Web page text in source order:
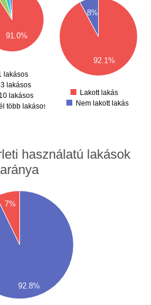
91.0%
lakásos
lakásos
lakásos
több lakásos
92.1%
8%
5000
6000
7000
Lakott lakás
Nem lakott lakás
használatú lakások
aránya
7%
92.8%